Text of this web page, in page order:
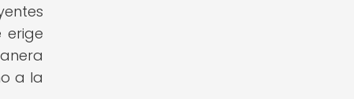
erige
a la